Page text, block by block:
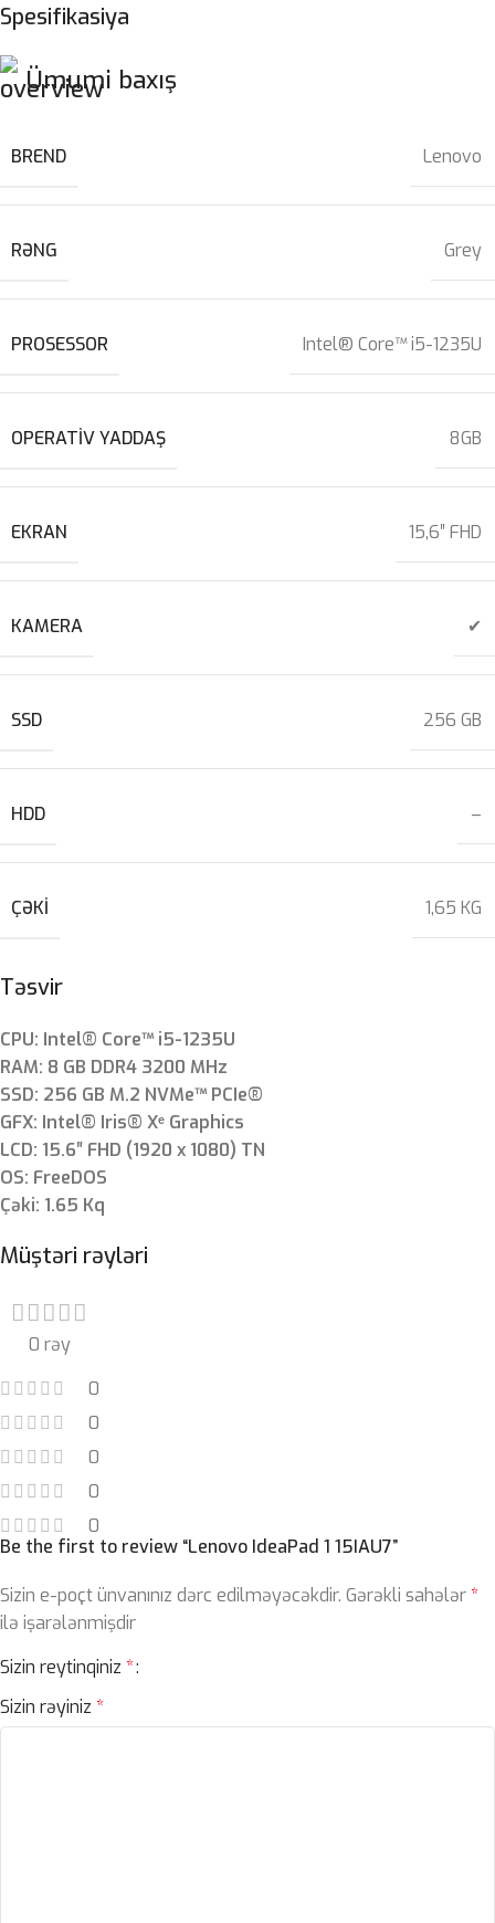
Təsvir
CPU: Intel® Core™ i5-1235U
RAM: 8 GB DDR4 3200 MHz
SSD: 256 GB M.2 NVMe™ PCIe®
GFX: Intel® Iris® Xᵉ Graphics
LCD: 15.6″ FHD (1920 x 1080) TN
OS: FreeDOS
Çəki: 1.65 Kq
Spesifikasiya
Ümumi baxış
BREND Lenovo
RƏNG Grey
PROSESSOR Intel® Core™ i5-1235U
OPERATIV YADDAŞ 8GB
EKRAN 15,6″ FHD
KAMERA ✔
SSD 256 GB
HDD –
ÇƏKI 1,65 KG
Müştəri rəyləri
0 rəy
0
0
0
0
0
Be the first to review “Lenovo IdeaPad 1 15IAU7”
Sizin e-poçt ünvanınız dərc edilməyəcəkdir. Gərəkli sahələr*
ilə işarələnmişdir
Sizin reytinqiniz *
Sizin rəyiniz *